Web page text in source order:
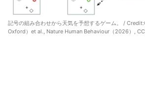
記号の組み合わせから天気を予想するゲーム。 / Credit:
Oxford）et al., Nature Human Behaviour（2026）,